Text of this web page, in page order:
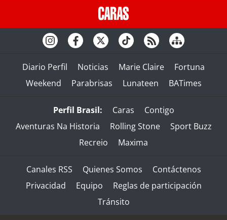
Diario Perfil Noticias Marie Claire
Fortuna
Weekend
Parabrisas Lunateen BATimes
Perfil Brasil: Caras
Contigo
Aventuras Na Historia
Rolling Stone
Sport Buzz
Recreio
Maxima
Canales RSS Quienes Somos
Contáctenos
Privacidad
Equipo
Reglas de participación
Tránsito